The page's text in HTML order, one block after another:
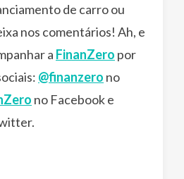
de carro ou
nos comentários! Ah, e
a FinanZero por
@finanzero no
no Facebook e